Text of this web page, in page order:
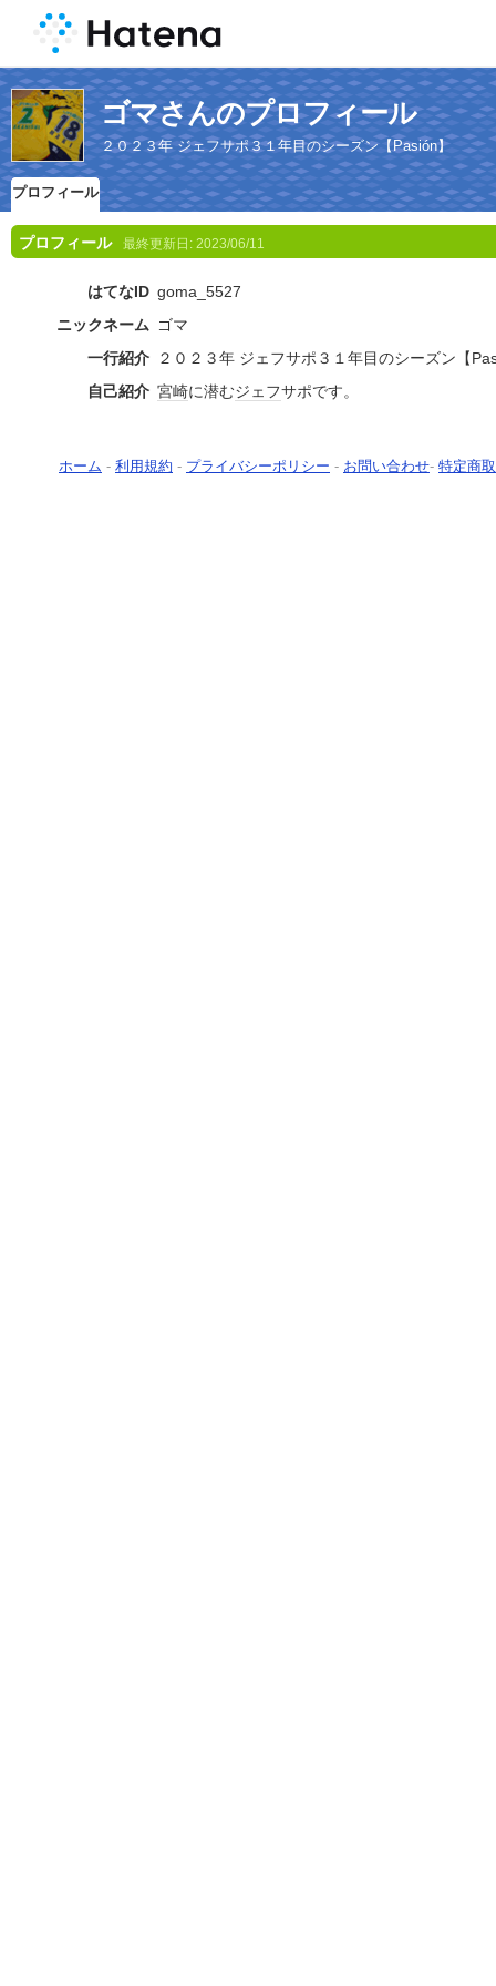
ゴマさんのプロフィール
２０２３年 ジェフサポ３１年目のシーズン【Pasión】
プロフィール
プロフィール 最終更新日: 2023/06/11
はてなID goma_5527
ニックネーム ゴマ
一行紹介
２０２３年 ジェフサポ３１年目のシーズン【
自己紹介 宮崎に潜むジェフサポです。
ホーム - 利用規約 - プライバシーポリシー - お問い合わせ- 特定商